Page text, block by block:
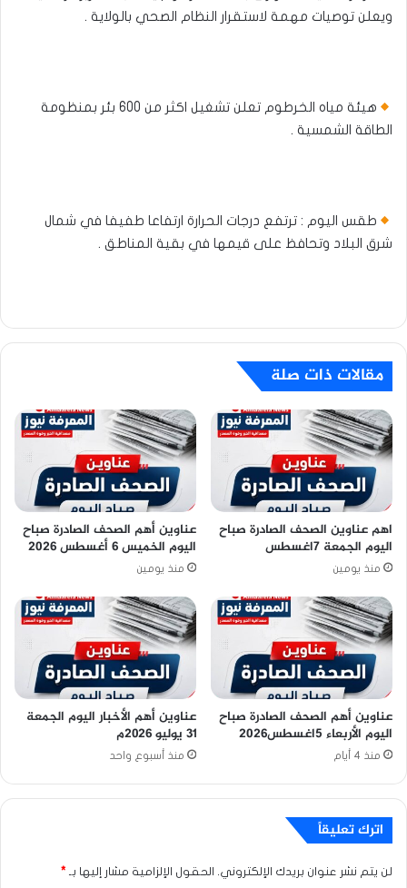
ويعلن توصيات مهمة لاستقرار النظام الصحي بالولاية .
هيئة مياه الخرطوم تعلن تشغيل اكثر من 600 بئر بمنظومة
الطاقة الشمسية .
طقس اليوم : ترتفع درجات الحرارة ارتفاعا طفيفا في شمال
شرق البلاد وتحافظ على قيمها في بقية المناطق .
مقالات ذات صلة
اهم عناوين الصحف الصادرة صباح
اليوم الجمعة 7اغسطس
منذ يومين
عناوين أهم الصحف الصادرة صباح
اليوم الخميس 6 أغسطس 2026
منذ يومين
عناوين أهم الصحف الصادرة صباح
اليوم الأربعاء 5اغسطس2026
منذ 4 أيام
عناوين أهم الأخبار اليوم الجمعة
٣١ يوليو ٢٠٢٦م
منذ أسبوع واحد
اترك تعليقاً
لن يتم نشر عنوان بريدك الإلكتروني. الحقول الإلزامية مشار إليها بـ *